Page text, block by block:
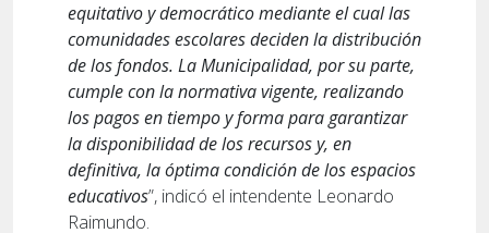
equitativo y democrático mediante el cual las
comunidades escolares deciden la distribución
de los fondos. La Municipalidad, por su parte,
cumple con la normativa vigente, realizando
los pagos en tiempo y forma para garantizar
la disponibilidad de los recursos y, en
definitiva, la óptima condición de los espacios
educativos”, indicó el intendente Leonardo
Raimundo.